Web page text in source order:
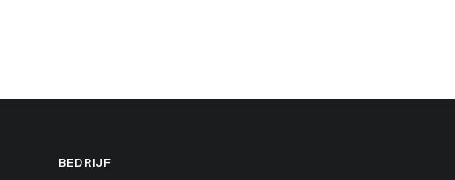
BEDRIJF